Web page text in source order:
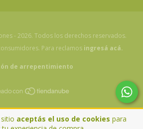
aceptás el uso de cookies para
- 2026. Todos los derechos reservados.
Para reclamos ingresá acá.
de arrepentimiento